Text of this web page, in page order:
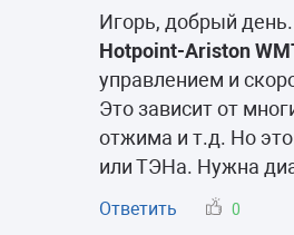
Игорь, добрый день.
Hotpoint-Ariston
управлением и
Это зависит от
отжима и т.д. Но
или ТЭНа. Нужна
Ответить 0